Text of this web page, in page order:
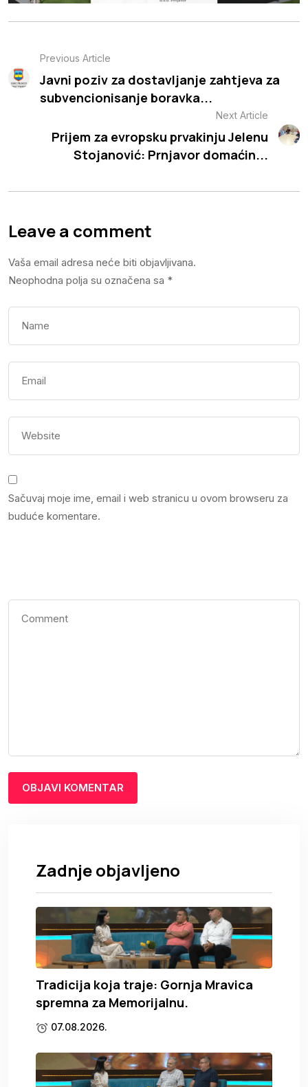
Previous Article
Javni poziv za dostavljanje zahtjeva za
subvencionisanje boravka...
Next Article
Prijem za evropsku prvakinju Jelenu
Stojanović: Prnjavor domaćin...
Leave a comment
Vaša email adresa neće biti objavljivana.
Neophodna polja su označena sa *
Sačuvaj moje ime, email i web stranicu u ovom browseru za
buduće komentare.
Zadnje objavljeno
Tradicija koja traje: Gornja Mravica
spremna za Memorijalnu.
07.08.2026.